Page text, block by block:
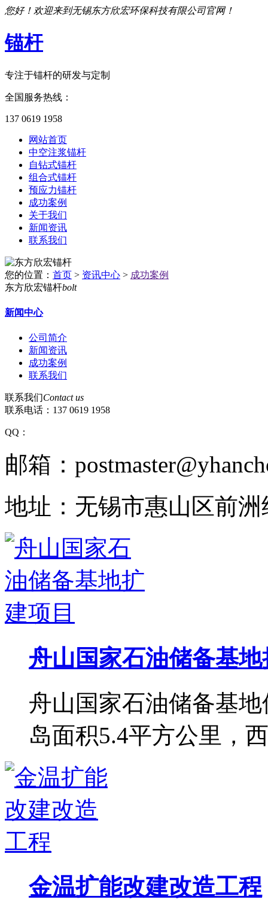
您好！欢迎来到无锡东方欣宏环保科技有限公司官网！
锚杆
专注于锚杆的研发与定制
全国服务热线：
137 0619 1958
网站首页
中空注浆锚杆
自钻式锚杆
组合式锚杆
预应力锚杆
成功案例
关于我们
新闻资讯
联系我们
您的位置： 首页 > 资讯中心 > 成功案例
东方欣宏锚杆bolt
新闻中心
公司简介
新闻资讯
成功案例
联系我们
联系我们Contact us
联系电话： 137 0619 1958
QQ：
邮箱：
地址：无锡市惠山区前
舟山国家石油储备基
舟山国家石油储备基
岛面积5.4平方公里，
金温扩能改建改造工程